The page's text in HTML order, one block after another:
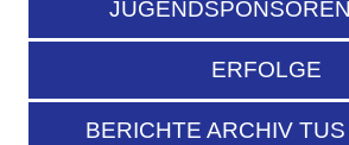
ERFOLGE
BERICHTE ARCHIV